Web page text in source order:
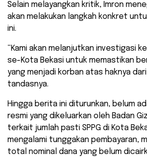
​Selain melayangkan kritik, Imron
akan melakukan langkah konkret
ini.
“Kami akan melanjutkan investigasi
se-Kota Bekasi untuk memastikan
yang menjadi korban atas haknya dari
tandasnya.
​Hingga berita ini diturunkan, belum
resmi yang dikeluarkan oleh Badan
terkait jumlah pasti SPPG di Kota
mengalami tunggakan pembayaran,
total nominal dana yang belum